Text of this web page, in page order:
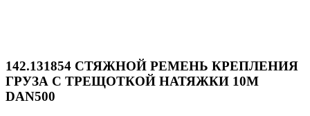
142.131854 СТЯЖНОЙ РЕМЕНЬ КРЕПЛЕНИЯ
ГРУЗА С ТРЕЩОТКОЙ НАТЯЖКИ 10M
DAN500